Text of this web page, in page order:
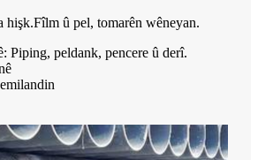
hişk.Fîlm û pel, tomarên wêneyan.
Piping, peldank, pencere û derî.